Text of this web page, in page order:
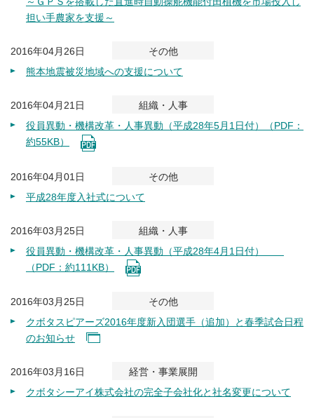
担い手農家を支援～
2016年04月26日
その他
熊本地震被災地域への支援について
2016年04月21日
組織・人事
役員異動・機構改革・人事異動（平成28年5月1日付）（PDF：
約55KB）
2016年04月01日
その他
平成28年度入社式について
2016年03月25日
組織・人事
役員異動・機構改革・人事異動（平成28年4月1日付）
（PDF：約111KB）
2016年03月25日
その他
クボタスピアーズ2016年度新入団選手（追加）と春季試合日程
のお知らせ
2016年03月16日
経営・事業展開
クボタシーアイ株式会社の完全子会社化と社名変更について